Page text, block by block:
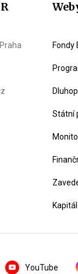
Fondy
Státní
YouTube